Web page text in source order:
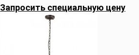
Запросить специальную цену